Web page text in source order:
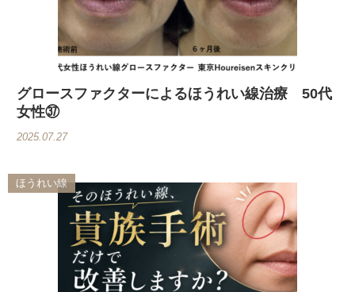
グロースファクターによるほうれい線治療 50代
女性㊲
2025.07.27
ほうれい線